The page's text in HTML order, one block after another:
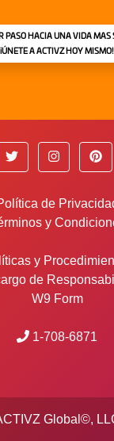
HACIA UNA VIDA
iÚNETE A ACTIVZ HOY MISMO!
de
y
y
de
W9 Form
1-708-6871
Global©,